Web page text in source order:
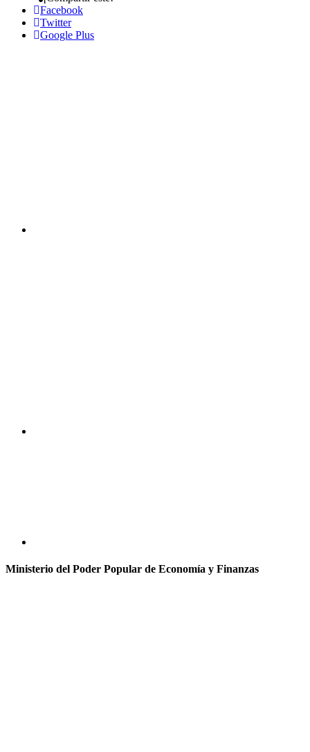
Facebook
Twitter
Google Plus
Ministerio del Poder Popular de Economía y Finanzas